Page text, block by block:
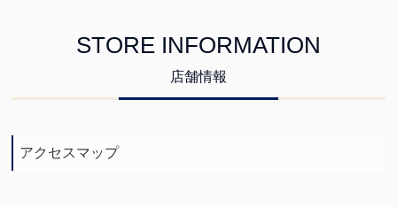
STORE INFORMATION
店舗情報
アクセスマップ